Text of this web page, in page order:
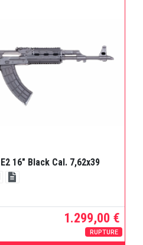
16" Black Cal. 7,62x39
1.299,00 €
RUPTURE